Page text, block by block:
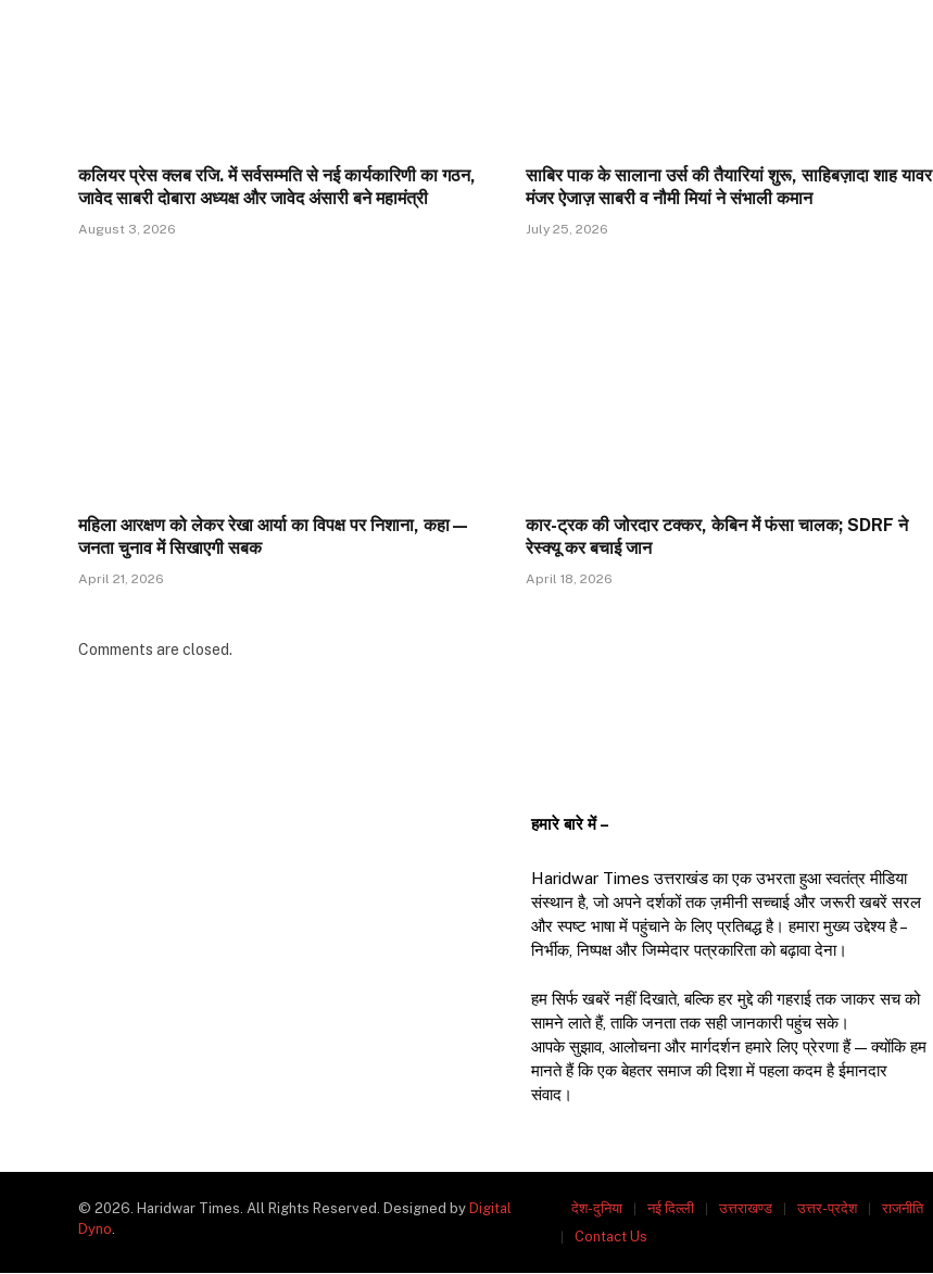
कलियर प्रेस क्लब रजि. में सर्वसम्मति से नई कार्यकारिणी का गठन,
जावेद साबरी दोबारा अध्यक्ष और जावेद अंसारी बने महामंत्री
August 3, 2026
साबिर पाक के सालाना उर्स की तैयारियां शुरू, साहिबज़ादा शाह यावर
मंजर ऐजाज़ साबरी व नौमी मियां ने संभाली कमान
July 25, 2026
महिला आरक्षण को लेकर रेखा आर्या का विपक्ष पर निशाना, कहा—
जनता चुनाव में सिखाएगी सबक
April 21, 2026
कार-ट्रक की जोरदार टक्कर, केबिन में फंसा चालक; SDRF ने
रेस्क्यू कर बचाई जान
April 18, 2026
Comments are closed.
हमारे बारे में –
Haridwar Times उत्तराखंड का एक उभरता हुआ स्वतंत्र मीडिया
संस्थान है, जो अपने दर्शकों तक ज़मीनी सच्चाई और जरूरी खबरें सरल
और स्पष्ट भाषा में पहुंचाने के लिए प्रतिबद्ध है। हमारा मुख्य उद्देश्य है –
निर्भीक, निष्पक्ष और जिम्मेदार पत्रकारिता को बढ़ावा देना।
हम सिर्फ खबरें नहीं दिखाते, बल्कि हर मुद्दे की गहराई तक जाकर सच को
सामने लाते हैं, ताकि जनता तक सही जानकारी पहुंच सके।
आपके सुझाव, आलोचना और मार्गदर्शन हमारे लिए प्रेरणा हैं — क्योंकि हम
मानते हैं कि एक बेहतर समाज की दिशा में पहला कदम है ईमानदार
संवाद।
© 2026. Haridwar Times. All Rights Reserved. Designed by Digital
Dyno.
देश-दुनिया नई दिल्ली उत्तराखण्ड उत्तर-प्रदेश राजनीति
Contact Us